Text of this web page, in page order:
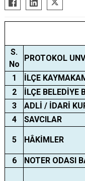
Ahlat
Hizan
Mutki
Tatvan
S.
No
PROTOKOL
1 İLÇE
2
İLÇE BELEDİYE
3
ADLİ / İDARİ
4
SAVCILAR
5 HÂKİMLER
6
NOTER ODASI